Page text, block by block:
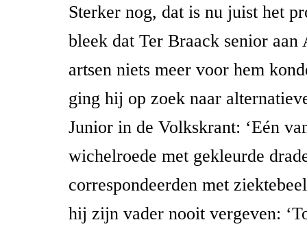
Sterker nog, dat is nu juist het
bleek dat Ter Braack senior aan
artsen niets meer voor hem
ging hij op zoek naar
Junior in de Volkskrant: ‘Eén
wichelroede met gekleurde
correspondeerden met
hij zijn vader nooit vergeven: